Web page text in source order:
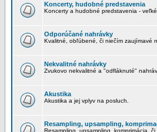
Koncerty, hudobné predstavenia
Koncerty a hudobné predstavenia -
Odporúčané nahrávky
Kvalitné, obľúbené, či niečím zaujímavé
Nekvalitné nahrávky
Zvukovo nekvalitné a "odfláknuté"
Akustika
Akustika a jej vplyv na posluch.
Resampling, upsampling,
Resampling, upsampling, komprimácia,